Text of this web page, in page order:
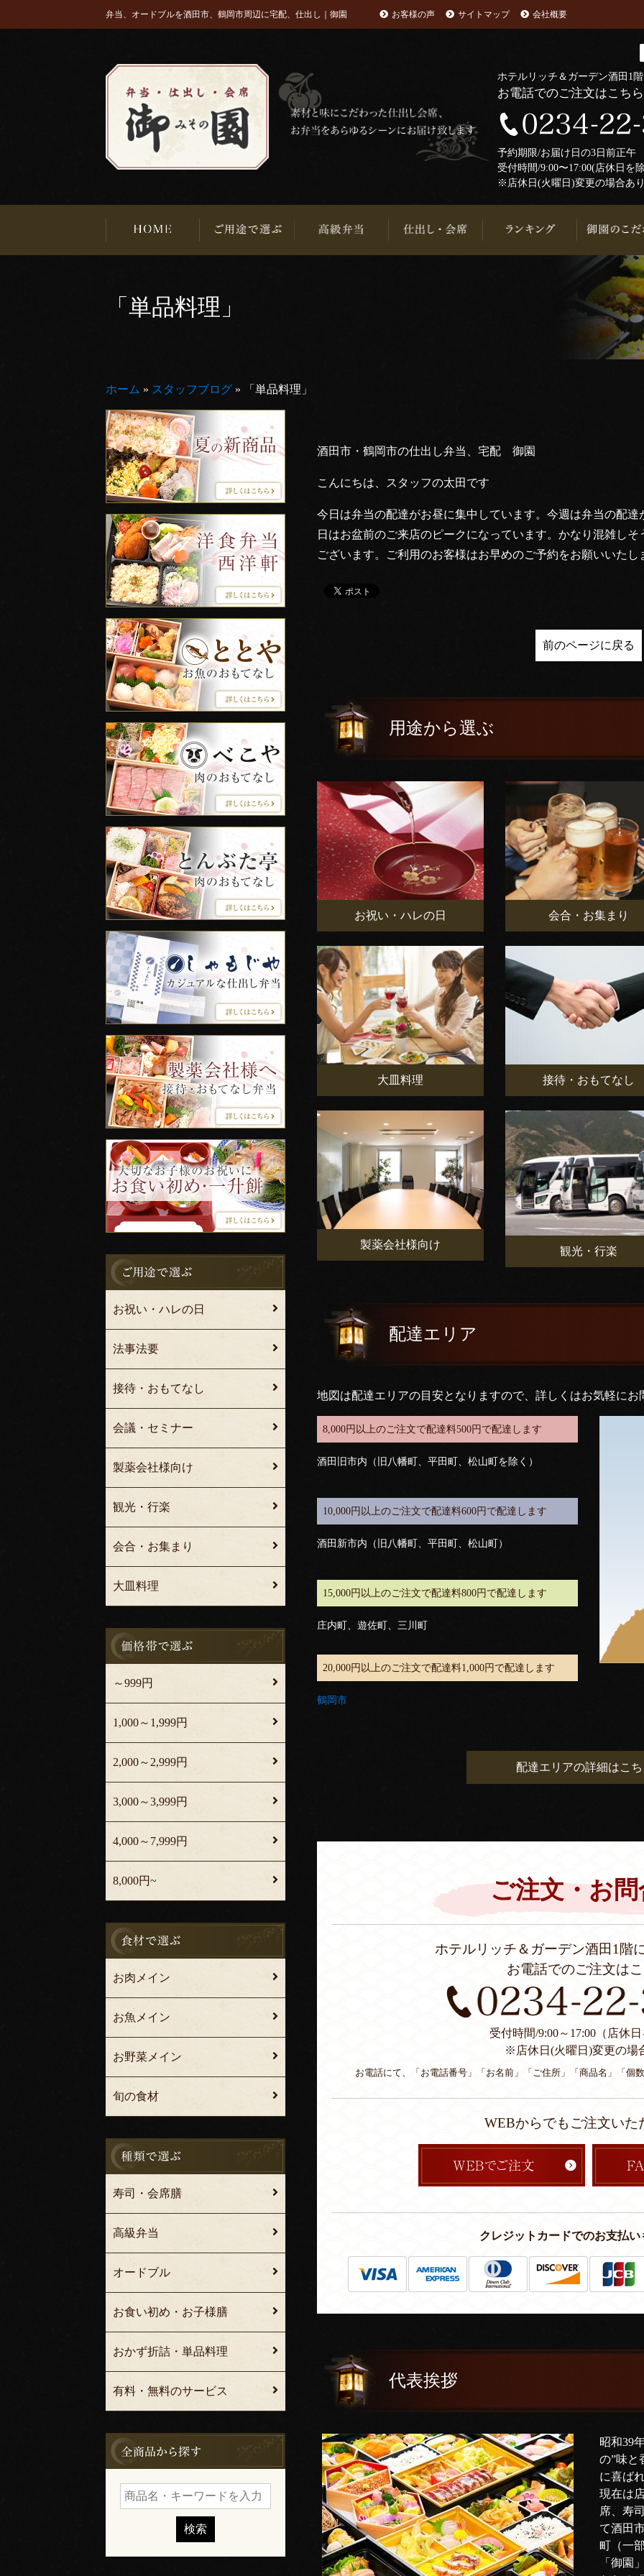
弁当、オードブルを酒田市、鶴岡市周辺に宅配、仕出し｜御園 お客様の声 サイトマップ 会社概要
ホテルリッチ＆ガーデン酒田1
お電話でのご注文はこち
予約期限/お届け日の3日前正
受付時間/9:00〜17:00(店休日を
※店休日(火曜日)変更の場合あ
「単品料理」
ホーム » スタッフブログ » 「単品料理」
酒田市・鶴岡市の仕出し弁当、宅配 御園
こんにちは、スタッフの太田です
今日は弁当の配達がお昼に集中しています。今週は弁当の配
日はお盆前のご来店のピークになっています。かなり混雑し
ございます。ご利用のお客様はお早めのご予約をお願いいたし
前のページに戻る
用途から選ぶ
お祝い・ハレの日 会合・お集まり
大皿料理 接待・おもてなし
製薬会社様向け
観光・行楽
配達エリア
地図は配達エリアの目安となりますので、詳しくはお気軽にお
8,000円以上のご注文で配達料500円で配達します
酒田旧市内（旧八幡町、平田町、松山町を除く）
10,000円以上のご注文で配達料600円で配達します
酒田新市内（旧八幡町、平田町、松山町）
15,000円以上のご注文で配達料800円で配達します
庄内町、遊佐町、三川町
20,000円以上のご注文で配達料1,000円で配達します
鶴岡市
配達エリアの詳細はこ
ご注文・お問
ホテルリッチ＆ガーデン酒田1階
お電話でのご注文は
受付時間/9:00～17:00（店休
※店休日(火曜日)変更の場
お電話にて、「お電話番号」「お名前」「ご住所」「商品名」「個
WEBからでもご注文いた
クレジットカードでのお支払い
代表挨拶
昭和39
の”味と
に喜ば
現在は
席、寿
て酒田
町（一
「御園
お祝い・ハレの日
法事法要
接待・おもてなし
会議・セミナー
製薬会社様向け
観光・行楽
会合・お集まり
大皿料理
～999円
1,000～1,999円
2,000～2,999円
3,000～3,999円
4,000～7,999円
8,000円~
お肉メイン
お魚メイン
お野菜メイン
旬の食材
寿司・会席膳
高級弁当
オードブル
お食い初め・お子様膳
おかず折詰・単品料理
有料・無料のサービス